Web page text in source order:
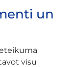
un
visu